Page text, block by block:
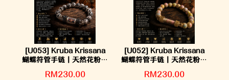
[U053] Kruba Krissana
蝴蝶符管手链｜天然花粉圣
料｜人缘魅力手链
RM230.00
[U052] Kruba Krissana
蝴蝶符管手链｜天然花粉圣
料｜人缘魅力手链
RM230.00